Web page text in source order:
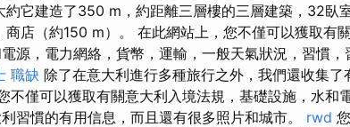
它建造了350 m，約距離三層樓的三層建築，32臥
店（約150 m）。 在此網站上，您不僅可以獲取有
源，電力網絡，貨幣，運輸，一般天氣狀況，習慣，
職缺 除了在意大利進行多種旅行之外，我們還收集了
不僅可以獲取有關意大利入境法規，基礎設施，水和
習慣的有用信息，而且還有很多照片和城市。 rwd